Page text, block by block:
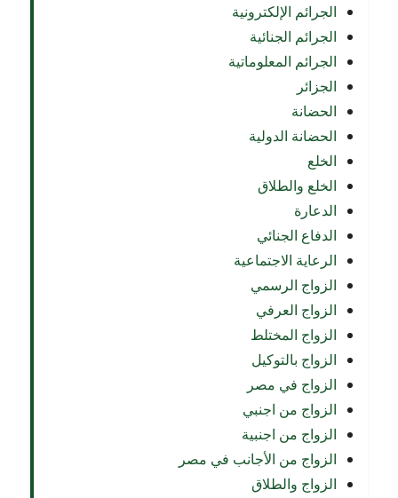
الجرائم الإلكترونية
الجرائم الجنائية
الجرائم المعلوماتية
الجزائر
الحضانة
الحضانة الدولية
الخلع
الخلع والطلاق
الدعارة
الدفاع الجنائي
الرعاية الاجتماعية
الزواج الرسمي
الزواج العرفي
الزواج المختلط
الزواج بالتوكيل
الزواج في مصر
الزواج من اجنبي
الزواج من اجنبية
الزواج من الأجانب في مصر
الزواج والطلاق